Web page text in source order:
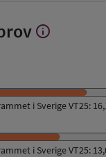
Visa
prov
info
i Sverige VT25:
i Sverige VT25: